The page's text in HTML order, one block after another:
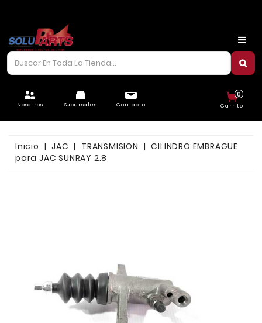
Nosotros Sucursales Contacto Carrito
0
CARROCERÍA
ELÉCTRICO
FRENOS
Inicio JAC TRANSMISION
CILINDRO EMBRAGUE
para JAC SUNRAY 2.8